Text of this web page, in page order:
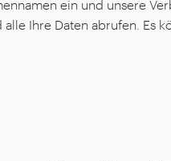
ein und unsere
Ihre Daten abrufen. Es